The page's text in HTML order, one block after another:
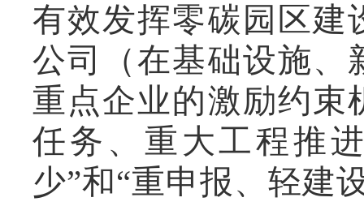
有效发挥零碳园区建
公司（在基础设施、
重点企业的激励约束
任务、重大工程推
少”和“重申报、轻建